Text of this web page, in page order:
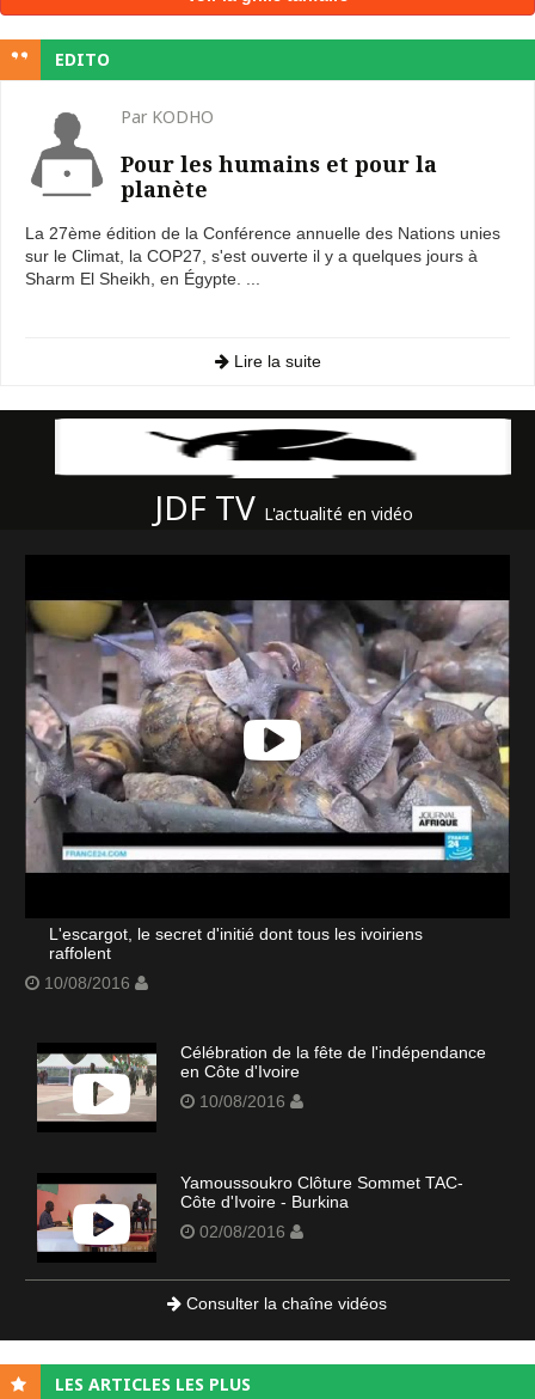
EDITO
Par KODHO
Pour les humains et pour la
planète
La 27ème édition de la Conférence annuelle des Nations unies
sur le Climat, la COP27, s'est ouverte il y a quelques jours à
Sharm El Sheikh, en Égypte. ...
Lire la suite
JDF TV L'actualité en vidéo
L'escargot, le secret d'initié dont tous les ivoiriens
raffolent
10/08/2016
Célébration de la fête de l'indépendance
en Côte d'Ivoire
10/08/2016
Yamoussoukro Clôture Sommet TAC-
Côte d'Ivoire - Burkina
02/08/2016
Consulter la chaîne vidéos
LES ARTICLES LES PLUS